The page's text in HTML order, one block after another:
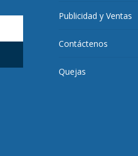
Publicidad y Ventas
Contáctenos
Quejas